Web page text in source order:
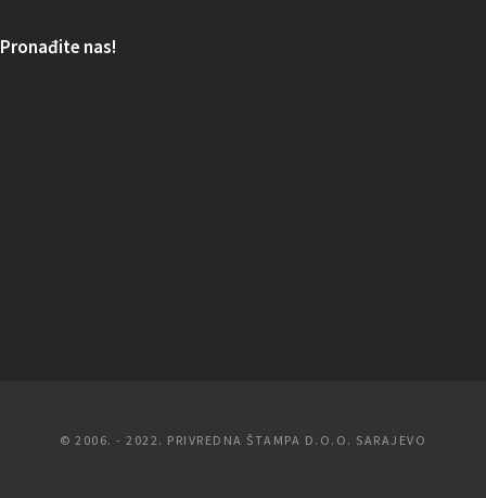
Pronađite nas!
© 2006. - 2022. PRIVREDNA ŠTAMPA D.O.O. SARAJEVO